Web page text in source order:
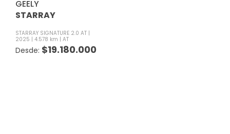
GEELY
STARRAY
STARRAY SIGNATURE 2.0 AT
2025
4.578 km AT
$19.180.000